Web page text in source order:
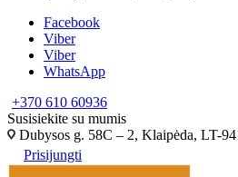
Facebook
Viber
Viber
WhatsApp
+370 610 60936
Susisiekite su mumis
Dubysos g. 58C – 2, Klaipėda, LT-
Prisijungti